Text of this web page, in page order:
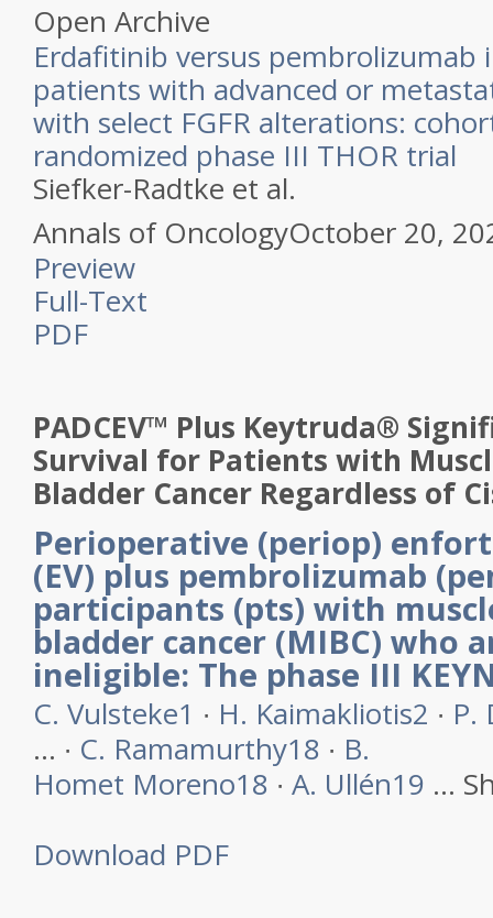
Open Archive
Erdafitinib versus pembrolizumab
patients with advanced or
with select FGFR alterations:
randomized phase III THOR trial
Siefker-Radtke et al.
Annals of OncologyOctober 20,
Preview
Full-Text
PDF
PADCEV™ Plus Keytruda®
Survival for Patients with
Bladder Cancer Regardless of
Perioperative (periop)
(EV) plus pembrolizumab
participants (pts) with
bladder cancer (MIBC) who
ineligible: The phase III
C. Vulsteke1 ∙ H. Kaimakliotis2 ∙ P.
… ∙ C. Ramamurthy18 ∙ B.
Homet Moreno18 ∙ A. Ullén19 …
Download PDF